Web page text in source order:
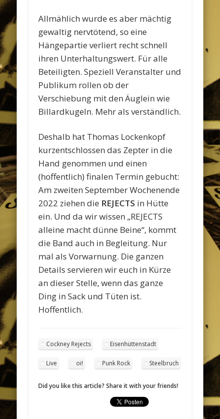
Allmählich wurde es aber mächtig
gewaltig nervtötend, so eine
Hängepartie verliert recht schnell
ihren Unterhaltungswert. Für alle
Beteiligten. Speziell Veranstalter und
Publikum rollen ob der
Verschiebung mit den Äuglein wie
Billardkugeln. Mehr als verständlich.
Deshalb hat Thomas Lockenkopf
kurzentschlossen das Zepter in die
Hand genommen und einen
(hoffentlich) finalen Termin gebucht:
Am zweiten September Wochenende
2022 ziehen die REJECTS in Hütte
ein. Und da wir wissen „REJECTS
alleine macht dünne Beine“, kommt
die Band auch in Begleitung. Nur
mal als Vorwarnung. Die ganzen
Details servieren wir euch in Kürze
an dieser Stelle, wenn das ganze
Ding in Sack und Tüten ist.
Hoffentlich.
Cockney Rejects Eisenhüttenstadt
Live oi! Punk Rock Steelbruch
Did you like this article? Share it with your friends!